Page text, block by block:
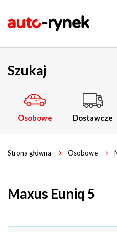
Szukaj
Osobowe Dostawcze
Strona główna Osobowe
Maxus Euniq 5